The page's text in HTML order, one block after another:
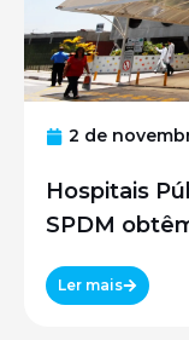
2 de
Hospitais
SPDM
Ler mais